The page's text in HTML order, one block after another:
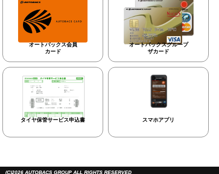
オートバックス会員
カード
オートバックスグループ
ザカード
タイヤ保管サービス申込書 スマホアプリ
(C)2026 AUTOBACS GROUP ALL RIGHTS RESERVED